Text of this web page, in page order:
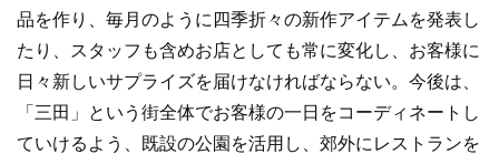
品を作り、毎月のように四季折々の新作アイテムを発表し
たり、スタッフも含めお店としても常に変化し、お客様に
日々新しいサプライズを届けなければならない。今後は、
「三田」という街全体でお客様の一日をコーディネートし
ていけるよう、既設の公園を活用し、郊外にレストランを